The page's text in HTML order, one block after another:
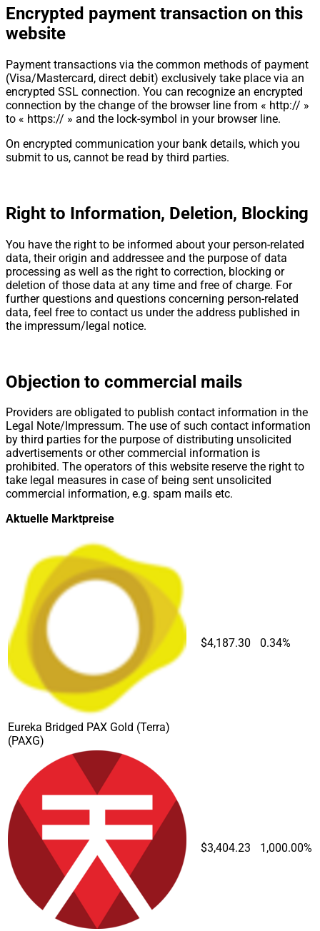
Encrypted payment transaction on this
website
Payment transactions via the common methods of payment
(Visa/Mastercard, direct debit) exclusively take place via an
encrypted SSL connection. You can recognize an encrypted
connection by the change of the browser line from « http:// »
to « https:// » and the lock-symbol in your browser line.
On encrypted communication your bank details, which you
submit to us, cannot be read by third parties.
Right to Information, Deletion, Blocking
You have the right to be informed about your person-related
data, their origin and addressee and the purpose of data
processing as well as the right to correction, blocking or
deletion of those data at any time and free of charge. For
further questions and questions concerning person-related
data, feel free to contact us under the address published in
the impressum/legal notice.
Objection to commercial mails
Providers are obligated to publish contact information in the
Legal Note/Impressum. The use of such contact information
by third parties for the purpose of distributing unsolicited
advertisements or other commercial information is
prohibited. The operators of this website reserve the right to
take legal measures in case of being sent unsolicited
commercial information, e.g. spam mails etc.
Aktuelle Marktpreise
Eureka Bridged PAX Gold (Terra)
(PAXG)
$4,187.30 0.34%
$3,404.23 1,000.00%